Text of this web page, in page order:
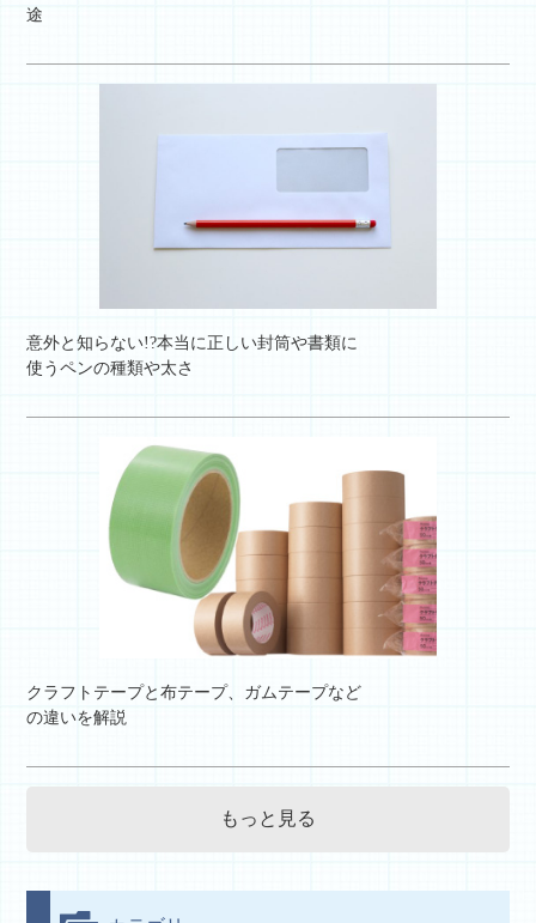
途
意外と知らない!?本当に正しい封筒や書類に
使うペンの種類や太さ
クラフトテープと布テープ、ガムテープなど
の違いを解説
もっと見る